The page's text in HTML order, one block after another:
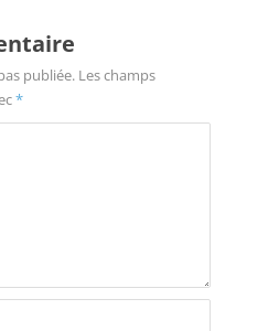
publiée. Les champs
*